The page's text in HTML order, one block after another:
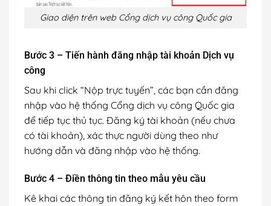
Giao diện trên web Cổng dịch vụ công Quốc gia
Bước 3 – Tiến hành đăng nhập tài khoản Dịch vụ
công
Sau khi click “Nộp trực tuyến”, các bạn cần đăng
nhập vào hệ thống Cổng dịch vụ công Quốc gia
để tiếp tục thủ tục. Đăng ký tài khoản (nếu chưa
có tài khoản), xác thực người dùng theo như
hướng dẫn và đăng nhập vào hệ thống.
Bước 4 – Điền thông tin theo mẫu yêu cầu
Kê khai các thông tin đăng ký kết hôn theo form